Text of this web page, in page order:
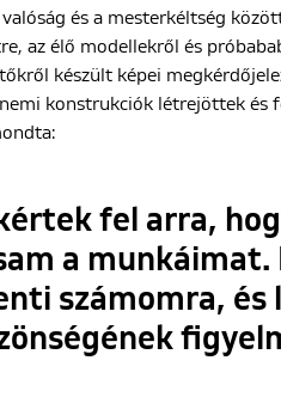
és a mesterkéltség
az élő modellekről és
készült képei
konstrukciók létrejöttek és
fel arra,
a munkáimat.
számomra, és